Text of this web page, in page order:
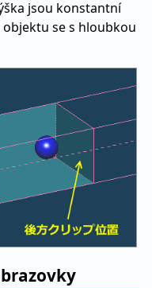
jsou konstantní
se s hloubkou